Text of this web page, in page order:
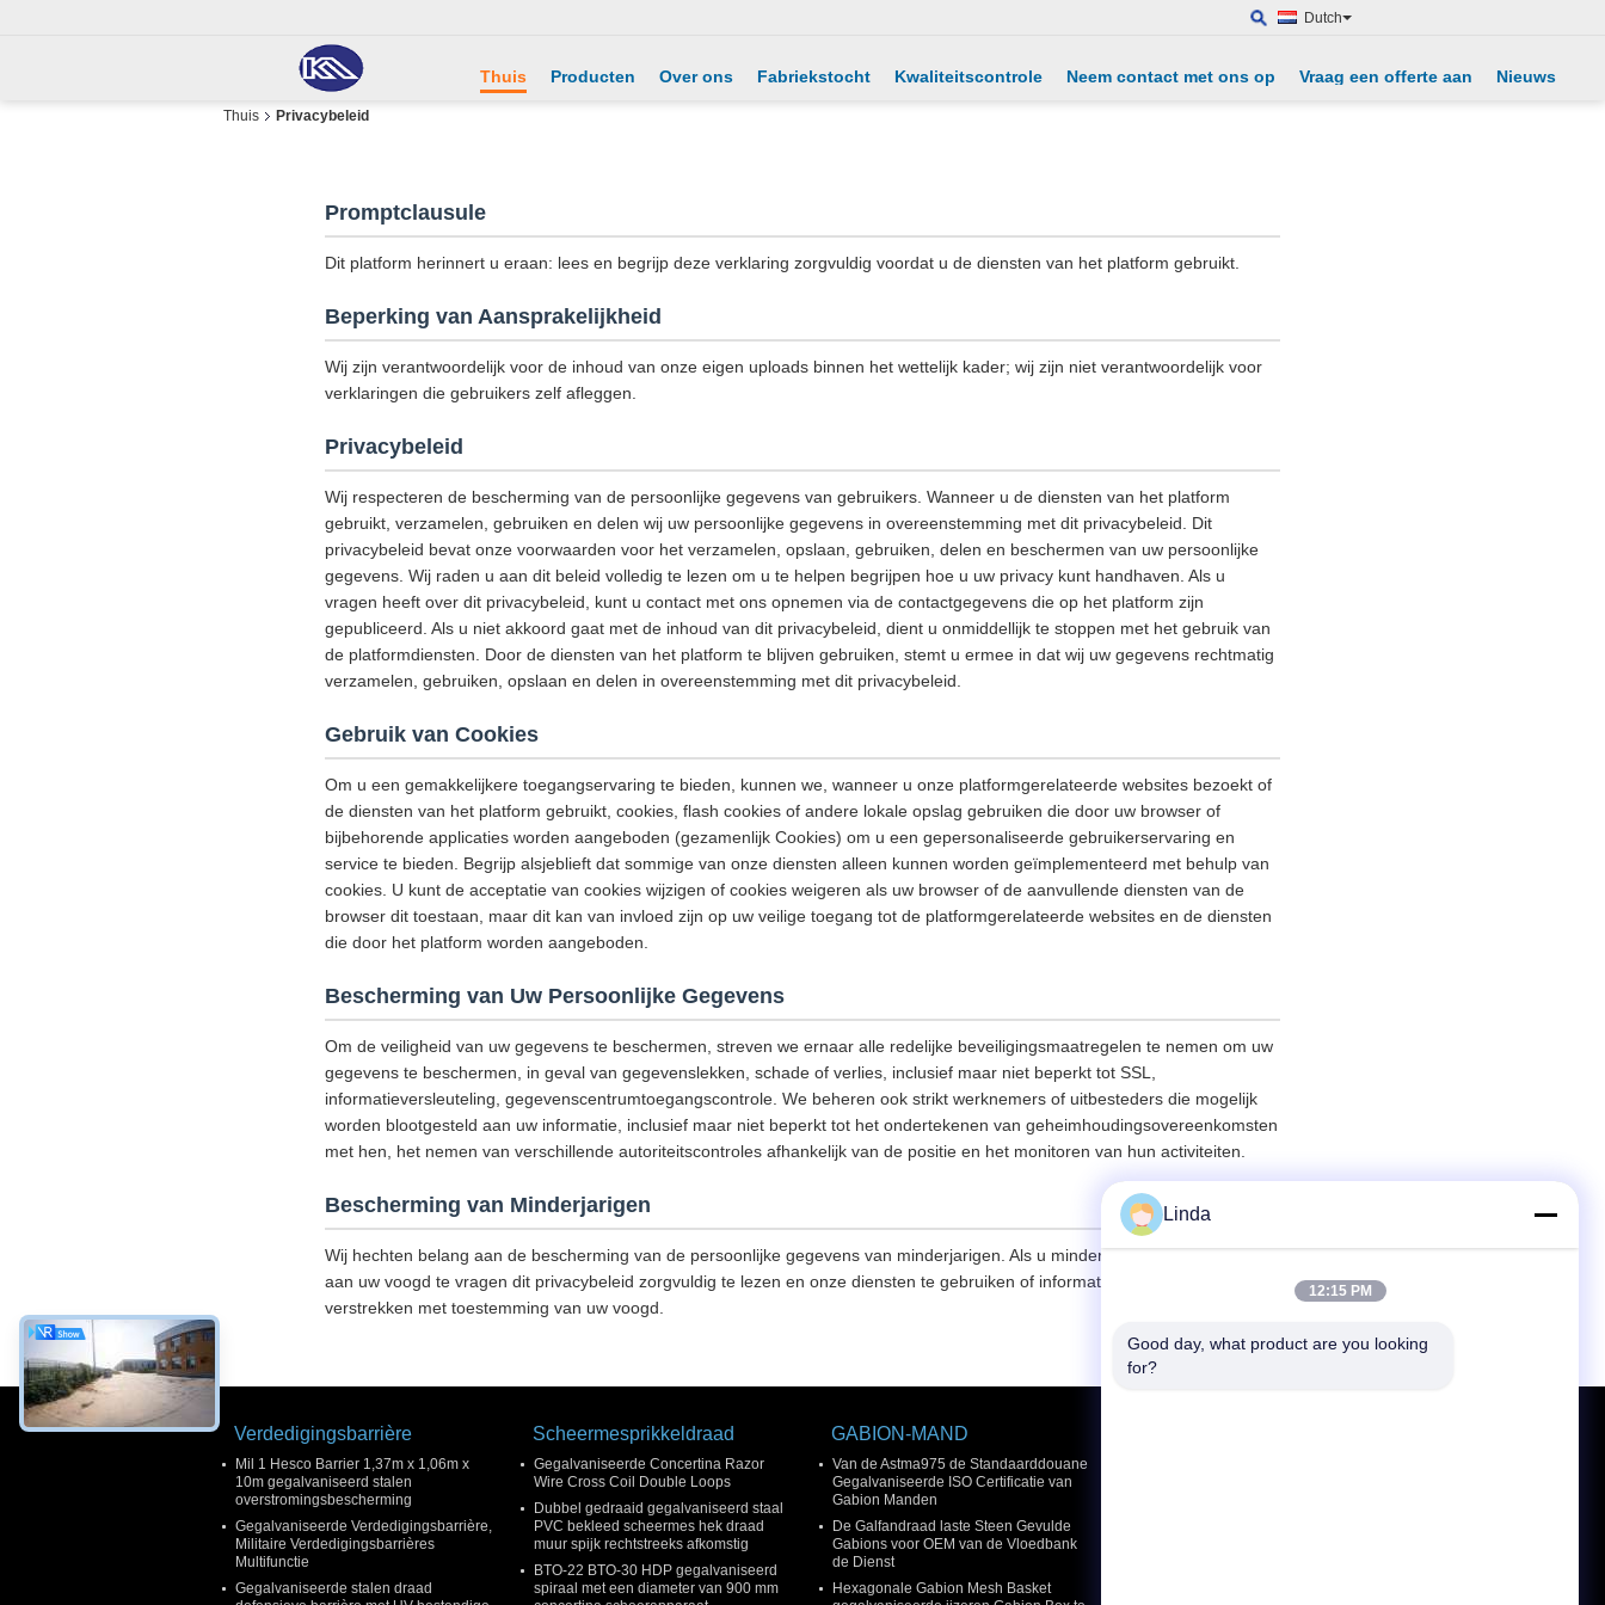
Dutch
Thuis Producten Over ons Fabriekstocht Kwaliteitscontrole Neem contact met ons op Vraag een offerte aan Nieuws
Thuis Privacybeleid
Promptclausule
Dit platform herinnert u eraan: lees en begrijp deze verklaring zorgvuldig voordat u de diensten van het platform gebruikt.
Beperking van Aansprakelijkheid
Wij zijn verantwoordelijk voor de inhoud van onze eigen uploads binnen het wettelijk kader; wij zijn niet verantwoordelijk voor
verklaringen die gebruikers zelf afleggen.
Privacybeleid
Wij respecteren de bescherming van de persoonlijke gegevens van gebruikers. Wanneer u de diensten van het platform
gebruikt, verzamelen, gebruiken en delen wij uw persoonlijke gegevens in overeenstemming met dit privacybeleid. Dit
privacybeleid bevat onze voorwaarden voor het verzamelen, opslaan, gebruiken, delen en beschermen van uw persoonlijke
gegevens. Wij raden u aan dit beleid volledig te lezen om u te helpen begrijpen hoe u uw privacy kunt handhaven. Als u
vragen heeft over dit privacybeleid, kunt u contact met ons opnemen via de contactgegevens die op het platform zijn
gepubliceerd. Als u niet akkoord gaat met de inhoud van dit privacybeleid, dient u onmiddellijk te stoppen met het gebruik van
de platformdiensten. Door de diensten van het platform te blijven gebruiken, stemt u ermee in dat wij uw gegevens rechtmatig
verzamelen, gebruiken, opslaan en delen in overeenstemming met dit privacybeleid.
Gebruik van Cookies
Om u een gemakkelijkere toegangservaring te bieden, kunnen we, wanneer u onze platformgerelateerde websites bezoekt of
de diensten van het platform gebruikt, cookies, flash cookies of andere lokale opslag gebruiken die door uw browser of
bijbehorende applicaties worden aangeboden (gezamenlijk Cookies) om u een gepersonaliseerde gebruikerservaring en
service te bieden. Begrijp alsjeblieft dat sommige van onze diensten alleen kunnen worden geïmplementeerd met behulp van
cookies. U kunt de acceptatie van cookies wijzigen of cookies weigeren als uw browser of de aanvullende diensten van de
browser dit toestaan, maar dit kan van invloed zijn op uw veilige toegang tot de platformgerelateerde websites en de diensten
die door het platform worden aangeboden.
Bescherming van Uw Persoonlijke Gegevens
Om de veiligheid van uw gegevens te beschermen, streven we ernaar alle redelijke beveiligingsmaatregelen te nemen om uw
gegevens te beschermen, in geval van gegevenslekken, schade of verlies, inclusief maar niet beperkt tot SSL,
informatieversleuteling, gegevenscentrumtoegangscontrole. We beheren ook strikt werknemers of uitbesteders die mogelijk
worden blootgesteld aan uw informatie, inclusief maar niet beperkt tot het ondertekenen van geheimhoudingsovereenkomsten
met hen, het nemen van verschillende autoriteitscontroles afhankelijk van de positie en het monitoren van hun activiteiten.
Bescherming van Minderjarigen
Wij hechten belang aan de bescherming van de persoonlijke gegevens van minderjarigen. Als u minderjarig bent, raden wij u
aan uw voogd te vragen dit privacybeleid zorgvuldig te lezen en onze diensten te gebruiken of informatie aan ons te
verstrekken met toestemming van uw voogd.
Verdedigingsbarrière
Mil 1 Hesco Barrier 1,37m x 1,06m x
10m gegalvaniseerd stalen
overstromingsbescherming
Gegalvaniseerde Verdedigingsbarrière,
Militaire Verdedigingsbarrières
Multifunctie
Gegalvaniseerde stalen draad
Scheermesprikkeldraad
Gegalvaniseerde Concertina Razor
Wire Cross Coil Double Loops
Dubbel gedraaid gegalvaniseerd staal
PVC bekleed scheermes hek draad
muur spijk rechtstreeks afkomstig
BTO-22 BTO-30 HDP gegalvaniseerd
spiraal met een diameter van 900 mm
GABION-MAND
Van de Astma975 de Standaarddouane
Gegalvaniseerde ISO Certificatie van
Gabion Manden
De Galfandraad laste Steen Gevulde
Gabions voor OEM van de Vloedbank
de Dienst
Hexagonale Gabion Mesh Basket
Linda
12:15 PM
Good day, what product are you looking
for?